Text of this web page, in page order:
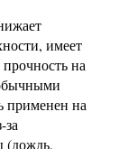
имеет
на
на
(дождь,